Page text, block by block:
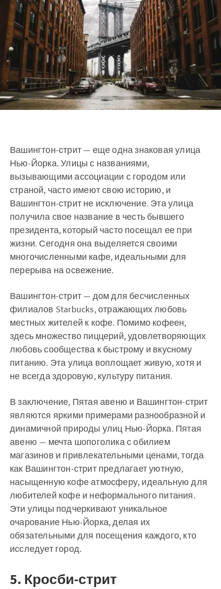
Вашингтон-стрит — еще одна знаковая улица
Нью-Йорка. Улицы с названиями,
вызывающими ассоциации с городом или
страной, часто имеют свою историю, и
Вашингтон-стрит не исключение. Эта улица
получила свое название в честь бывшего
президента, который часто посещал ее при
жизни. Сегодня она выделяется своими
многочисленными кафе, идеальными для
перерыва на освежение.
Вашингтон-стрит — дом для бесчисленных
филиалов Starbucks, отражающих любовь
местных жителей к кофе. Помимо кофеен,
здесь множество пиццерий, удовлетворяющих
любовь сообщества к быстрому и вкусному
питанию. Эта улица воплощает живую, хотя и
не всегда здоровую, культуру питания.
В заключение, Пятая авеню и Вашингтон-стрит
являются яркими примерами разнообразной и
динамичной природы улиц Нью-Йорка. Пятая
авеню — мечта шопоголика с обилием
магазинов и привлекательными ценами, тогда
как Вашингтон-стрит предлагает уютную,
насыщенную кофе атмосферу, идеальную для
любителей кофе и неформального питания.
Эти улицы подчеркивают уникальное
очарование Нью-Йорка, делая их
обязательными для посещения каждого, кто
исследует город.
5. Кросби-стрит